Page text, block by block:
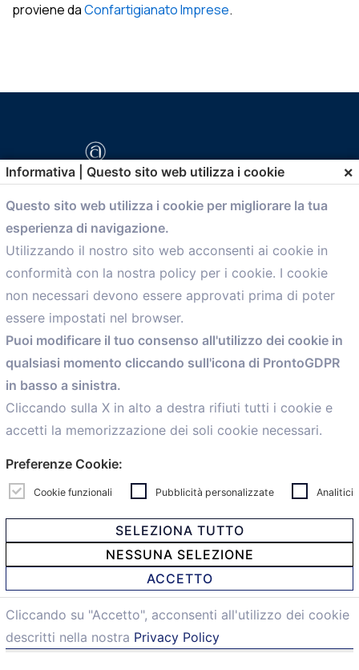
proviene daConfartigianato Imprese.
comunicazione@confartigianato.bo.it
Menù
Home
Servizi
Convenzioni
Voce delle Nostre aziende
Informazioni Ex L. 124/2017
News
personalCaf
© 2021 Confartigianato Imprese Mandamento Bologna -
Via Papini, 18 - 40128 Bologna - Italy
Privacy e Cookie
Informativa | Questo sito web utilizza i cookie ×
Questo sito web utilizza i cookie per migliorare la tua
esperienza di navigazione.
Utilizzando il nostro sito web acconsenti ai cookie in
conformità con la nostra policy per i cookie. I cookie
non necessari devono essere approvati prima di poter
essere impostati nel browser.
Puoi modificare il tuo consenso all'utilizzo dei cookie in
qualsiasi momento cliccando sull'icona di ProntoGDPR
in basso a sinistra.
Cliccando sulla X in alto a destra rifiuti tutti i cookie e
accetti la memorizzazione dei soli cookie necessari.
Preferenze Cookie:
Cookie funzionali Pubblicità personalizzate Analitici
SELEZIONA TUTTO
NESSUNA SELEZIONE
ACCETTO
Cliccando su "Accetto", acconsenti all'utilizzo dei cookie
descritti nella nostra Privacy Policy